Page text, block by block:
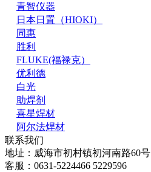
青智仪器
日本日置（HIOKI）
同惠
胜利
FLUKE(福禄克）
优利德
白光
助焊剂
喜星焊材
阿尔法焊材
联系我们
地址：威海市初村镇初河南路60号
客服：0631-5224466 5229596